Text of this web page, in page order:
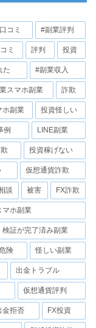
コミ #副業評判
ミ 評判 投資
た #副業収入
スマホ副業 詐欺
ホ副業 投資怪しい
例 LINE副業
投資稼げない
仮想通貨詐欺
談 被害 FX詐欺
マホ副業
検証が完了済み副業
険 怪しい副業
出金トラブル
仮想通貨評判
金拒否 FX投資